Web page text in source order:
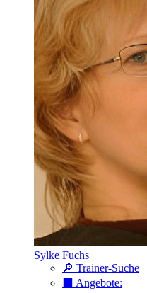
Sylke Fuchs
🔎 Trainer-Suche
⬛️ Angebote: